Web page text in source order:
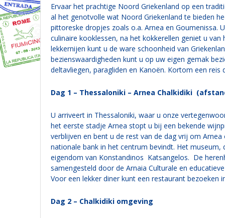
Ervaar het prachtige Noord Griekenland op een
al het genotvolle wat Noord Griekenland te bieden
pittoreske dropjes zoals o.a. Arnea en Goumenissa.
culinaire kooklessen, na het kokkerellen geniet u
lekkernijen kunt u de ware schoonheid van
bezienswaardigheden kunt u op uw eigen gemak
deltavliegen, paragliden en Kanoën. Kortom een
Dag 1 – Thessaloniki – Arnea Chalkidiki
U arriveert in Thessaloniki, waar u onze
het eerste stadje Arnea stopt u bij een bekende
verblijven en bent u de rest van de dag vrij om
nationale bank in het centrum bevindt. Het
eigendom van Konstandinos Katsangelos. De
samengesteld door de Arnaia Culturale en
Voor een lekker diner kunt een restaurant bezoeken
Dag 2 – Chalkidiki omgeving